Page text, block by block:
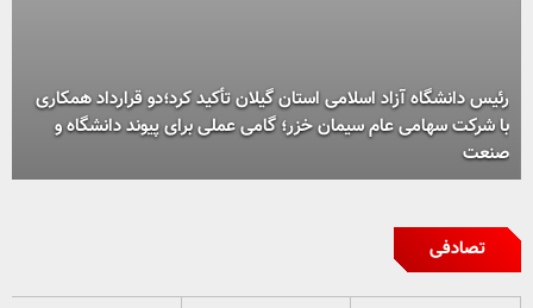
رئیس دانشگاه آزاد اسلامی استان گیلان تأکید کرد؛دو قرارداد همکاری
با شرکت سهامی عام سیمان خزر؛ گامی عملی برای پیوند دانشگاه و
صنعت
تصادفی